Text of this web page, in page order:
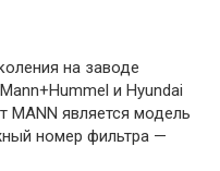
на заводе
и Hyundai
MANN является модель
номер фильтра —